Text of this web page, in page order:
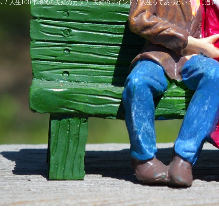
/ 人生100年時代の夫婦のカタチ,夫婦のマインド / 人生ってあっという間に過ぎ